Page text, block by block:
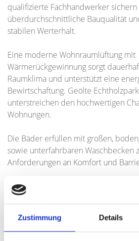
Zustimmung Details
qualifizierte Fachhandwerker sichern
überdurchschnittliche Bauqualität
stabilen Werterhalt.
Eine moderne Wohnraumlüftung mit
Wärmerückgewinnung sorgt
Raumklima und unterstützt eine
Bewirtschaftung. Geölte
unterstreichen den hochwertigen
Wohnungen.
Die Bäder erfüllen mit großen,
sowie unterfahrbaren Waschbecken
Anforderungen an Komfort und
Ein durchdachtes Sicherheitskonzept
Videosprechanlage und dreifach
Bewohner und steigert die
Abstellhäuschen im Erdgeschoss